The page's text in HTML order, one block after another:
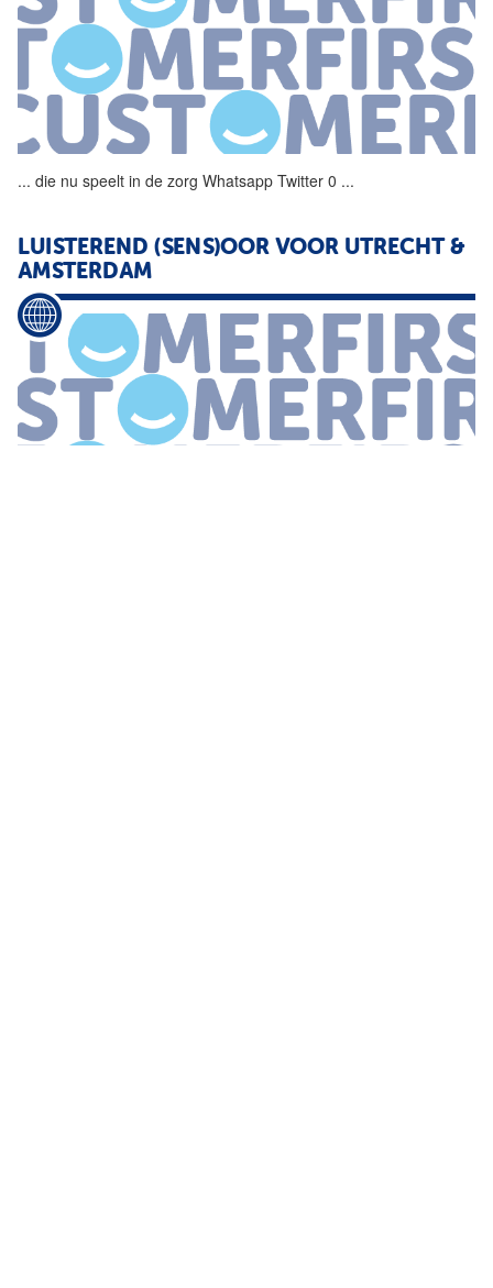
... die nu speelt in de zorg Whatsapp Twitter 0 ...
LUISTEREND (SENS)OOR VOOR UTRECHT &
AMSTERDAM